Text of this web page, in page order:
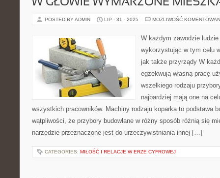
W GŁOWIE WYMARZONE
POSTED BY ADMIN LIP - 31 - 2025 MOŻLIWOŚĆ
W każdym zawodzie ludzie
wykorzystując w tym celu
jak także przyrządy W
egzekwują własną pracę
wszelkiego rodzaju
najbardziej mają one na
wszystkich pracowników. Machiny rodzaju koparka to podstawa
wątpliwości, że przybory budowlane w różny sposób różnią się
narzędzie przeznaczone jest do urzeczywistniania innej […]
CATEGORIES: MIŁOŚĆ I RELACJE W ERZE CYFROWEJ